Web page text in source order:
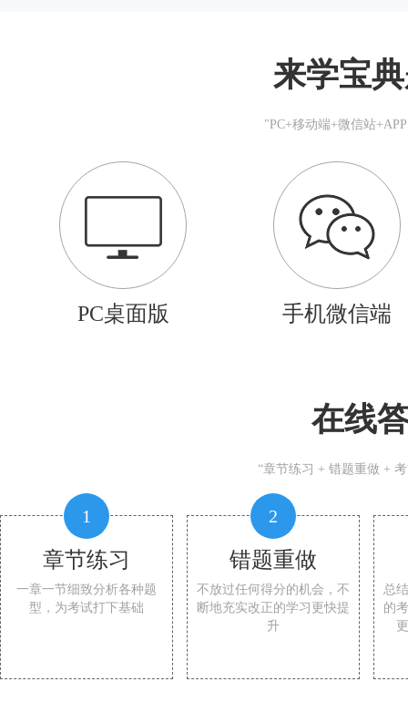
来学宝
"PC+移动端+微信站
PC桌面版 手机微信端
在线
“章节练习 + 错题重做 +
1
章节练习
一章一节细致分析各种题
型，为考试打下基础
2
错题重做
不放过任何得分的机会，不
断地充实改正的学习更快提
升
总
的